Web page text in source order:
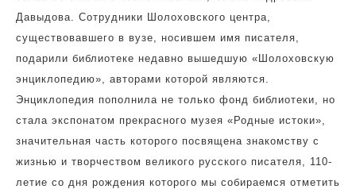
Давыдова. Сотрудники Шолоховского центра,
существовавшего в вузе, носившем имя писателя,
подарили библиотеке недавно вышедшую «Шолоховскую
энциклопедию», авторами которой являются.
Энциклопедия пополнила не только фонд библиотеки, но
стала экспонатом прекрасного музея «Родные истоки»,
значительная часть которого посвящена знакомству с
жизнью и творчеством великого русского писателя, 110-
летие со дня рождения которого мы собираемся отметить